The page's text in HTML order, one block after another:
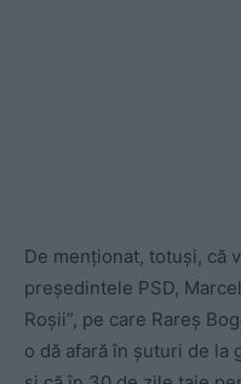
De menționat, totuși, că
președintele PSD,
Roșii”, pe care Rareș
o dă afară în șuturi de la